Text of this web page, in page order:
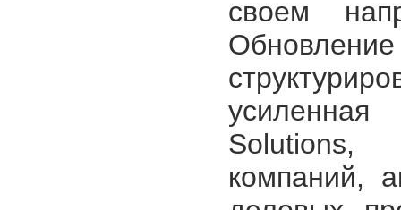
своем
усиленная
Solutions,
компаний,